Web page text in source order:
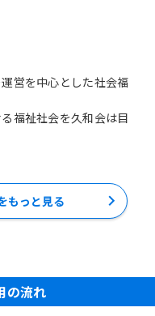
営を中心とした社会福
福祉社会を久和会は目
もっと見る
の流れ